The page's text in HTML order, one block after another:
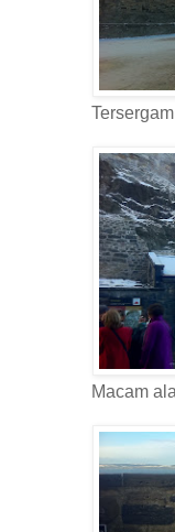
Macam